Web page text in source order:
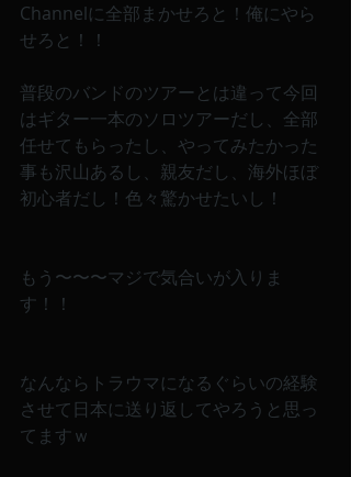
Channelに全部まかせろと！俺にやら
せろと！！
普段のバンドのツアーとは違って今回
はギター一本のソロツアーだし、全部
任せてもらったし、やってみたかった
事も沢山あるし、親友だし、海外ほぼ
初心者だし！色々驚かせたいし！
もう〜〜〜マジで気合いが入りま
す！！
なんならトラウマになるぐらいの経験
させて日本に送り返してやろうと思っ
てますｗ